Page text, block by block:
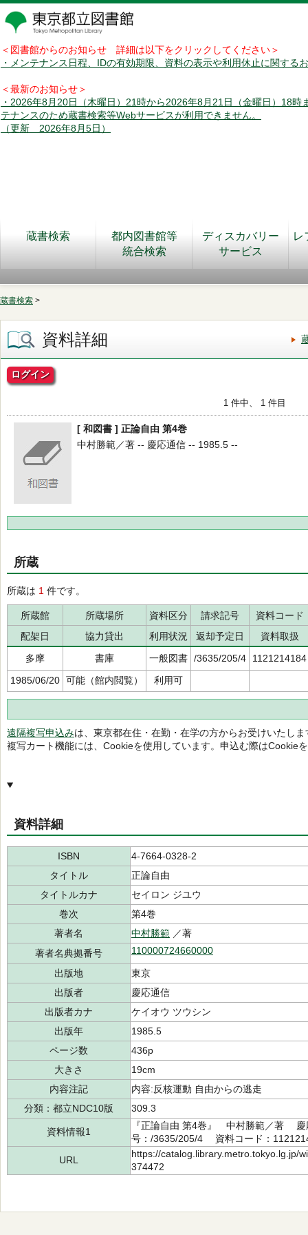
＜図書館からのお知らせ 詳細は以下をクリックしてください＞
・メンテナンス日程、IDの有効期限、資料の表示や利用休止に関する
＜最新のお知らせ＞
・2026年8月20日（木曜日）21時から2026年8月21日（金曜日）18時
テナンスのため蔵書検索等Webサービスが利用できません。
（更新 2026年8月5日）
蔵書検索
都内図書館等
統合検索
ディスカバリー
サービス
レ
蔵書検索 >
資料詳細
ログイン
1 件中、 1 件目
[ 和図書 ] 正論自由 第4巻
中村勝範／著 -- 慶応通信 -- 1985.5 --
所蔵
所蔵は 1 件です。
所蔵館 所蔵場所 資料区分 請求記号
資料コード
配架日
協力貸出 利用状況 返却予定日
資料取扱
多摩
書庫 一般図書 /3635/205/4
1121214184
1985/06/20 可能（館内閲覧） 利用可
遠隔複写申込みは、東京都在住・在勤・在学の方からお受けいたしま
複写カート機能には、Cookieを使用しています。申込む際はCookie
資料詳細
ISBN
4-7664-0328-2
タイトル
正論自由
タイトルカナ
セイロン ジユウ
巻次
第4巻
著者名
中村勝範 ／著
著者名典拠番号
110000724660000
出版地
東京
出版者
慶応通信
出版者カナ
ケイオウ ツウシン
出版年
1985.5
ページ数
436p
大きさ
19cm
内容注記
内容:反核運動 自由からの逃走
分類：都立NDC10版
309.3
資料情報1
『正論自由 第4巻』 中村勝範／著
号：/3635/205/4 資料コード：
URL
https://catalog.library.metro.tokyo.lg.jp/
374472